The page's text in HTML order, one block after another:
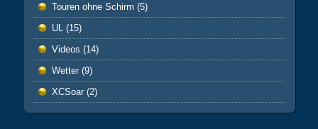
Touren ohne Schirm (5)
UL
(15)
Videos (14)
Wetter(9)
XCSoar(2)